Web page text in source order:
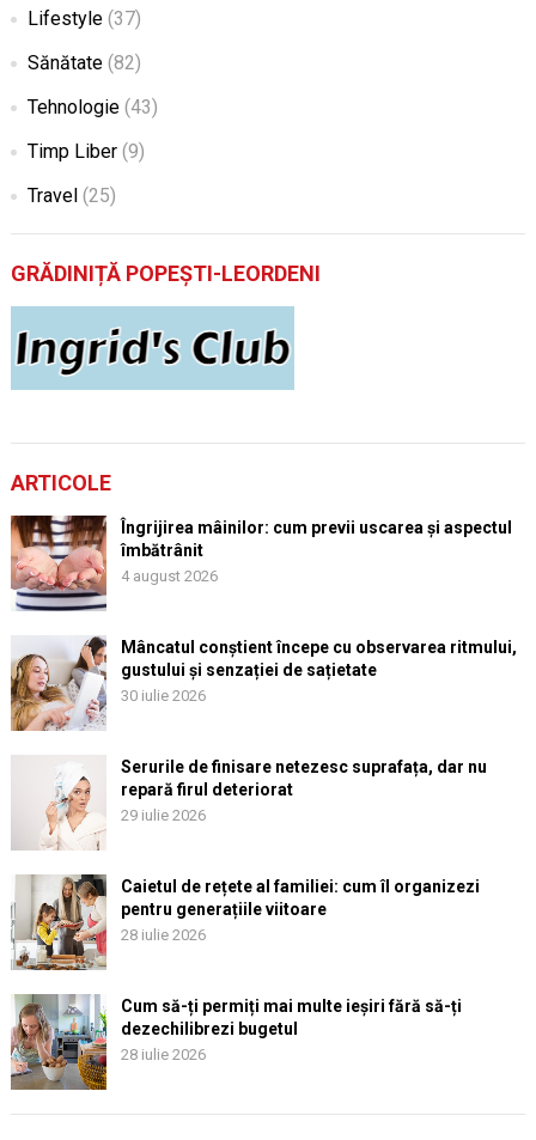
Lifestyle(37)
Sănătate(82)
Tehnologie(43)
Timp Liber(9)
Travel (25)
GRĂDINIȚĂ POPEȘTI-LEORDENI
ARTICOLE
Îngrijirea mâinilor: cum previi uscarea și aspectul
îmbătrânit
4 august 2026
Mâncatul conștient începe cu observarea ritmului,
gustului și senzației de sațietate
30 iulie 2026
Serurile de finisare netezesc suprafața, dar nu
repară firul deteriorat
29 iulie 2026
Caietul de rețete al familiei: cum îl organizezi
pentru generațiile viitoare
28 iulie 2026
Cum să-ți permiți mai multe ieșiri fără să-ți
dezechilibrezi bugetul
28 iulie 2026